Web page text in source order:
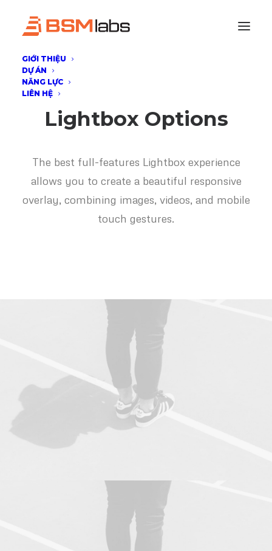
GIỚI THIỆU
DỰ ÁN
NĂNG LỰC
LIÊN HỆ
Lightbox Options
The best full-features Lightbox experience
allows you to create a beautiful responsive
overlay, combining images, videos, and mobile
touch gestures.